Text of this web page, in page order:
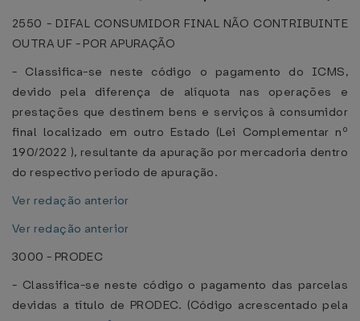
2550 - DIFAL CONSUMIDOR FINAL NÃO CONTRIBUINTE
OUTRA UF - POR APURAÇÃO
- Classifica-se neste código o pagamento do ICMS,
devido pela diferença de alíquota nas operações e
prestações que destinem bens e serviços à consumidor
final localizado em outro Estado (Lei Complementar nº
190/2022 ), resultante da apuração por mercadoria dentro
do respectivo período de apuração.
Ver redação anterior
Ver redação anterior
3000 - PRODEC
- Classifica-se neste código o pagamento das parcelas
devidas a título de PRODEC. (Código acrescentado pela